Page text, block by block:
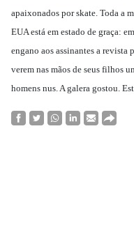
apaixonados por skate. Toda a
EUA está em estado de graça:
engano aos assinantes a revista
verem nas mãos de seus filhos
homens nus. A galera gostou.